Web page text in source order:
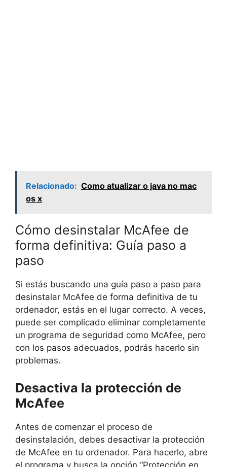
Relacionado: Como atualizar o java no mac
os x
Cómo desinstalar McAfee de
forma definitiva: Guía paso a
paso
Si estás buscando una guía paso a paso para
desinstalar McAfee de forma definitiva de tu
ordenador, estás en el lugar correcto. A veces,
puede ser complicado eliminar completamente
un programa de seguridad como McAfee, pero
con los pasos adecuados, podrás hacerlo sin
problemas.
Desactiva la protección de
McAfee
Antes de comenzar el proceso de
desinstalación, debes desactivar la protección
de McAfee en tu ordenador. Para hacerlo, abre
el programa y busca la opción “Protección en